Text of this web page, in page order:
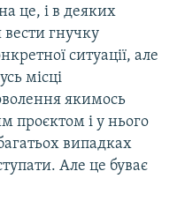
це, і в деяких
вести гнучку
ситуації, але
місці
якимось
проєктом і у нього
випадках
Але це буває